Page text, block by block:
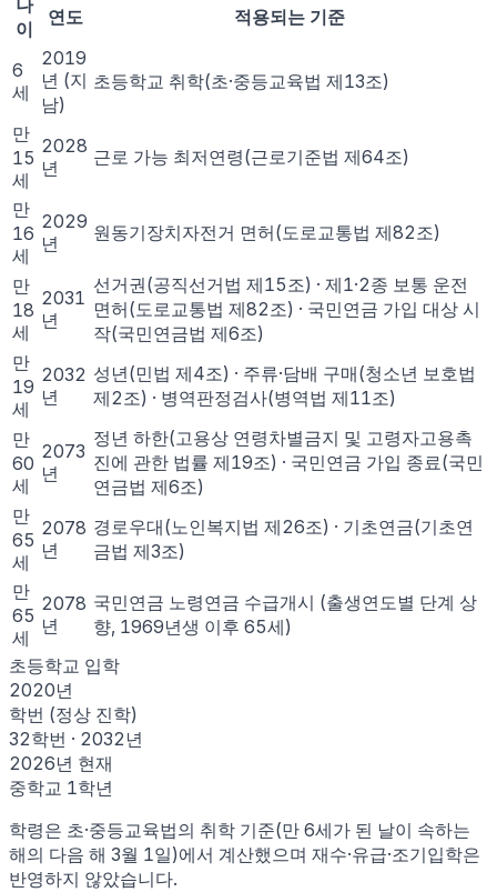
나
이
연도 적용되는 기준
6
세
2019
년 (지
남)
초등학교 취학(초·중등교육법 제13조)
만
15
세
2028
년
근로 가능 최저연령(근로기준법 제64조)
만
16
세
2029
년
원동기장치자전거 면허(도로교통법 제82조)
만
18
세
2031
년
선거권(공직선거법 제15조) · 제1·2종 보통 운전
면허(도로교통법 제82조) · 국민연금 가입 대상 시
작(국민연금법 제6조)
만
19
세
2032
년
성년(민법 제4조) · 주류·담배 구매(청소년 보호법
제2조) · 병역판정검사(병역법 제11조)
만
60
세
2073
년
정년 하한(고용상 연령차별금지 및 고령자고용촉
진에 관한 법률 제19조) · 국민연금 가입 종료(국민
연금법 제6조)
만
65
세
2078
년
경로우대(노인복지법 제26조) · 기초연금(기초연
금법 제3조)
만
65
세
2078
년
국민연금 노령연금 수급개시 (출생연도별 단계 상
향, 1969년생 이후 65세)
초등학교 입학
2020년
학번 (정상 진학)
32학번 · 2032 년
2026년 현재
중학교 1학년
학령은 초·중등교육법의 취학 기준(만 6세가 된 날이 속하는
해의 다음 해 3월 1일)에서 계산했으며 재수·유급·조기입학은
반영하지 않았습니다.